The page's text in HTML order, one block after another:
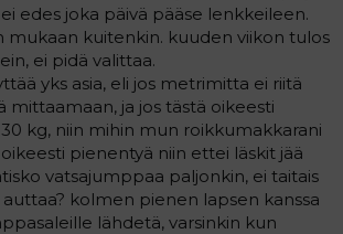
edes joka päivä pääse lenkkeileen.
mukaan kuitenkin. kuuden viikon tulos
ei pidä valittaa.
yks asia, eli jos metrimitta ei riitä
mittaamaan, ja jos tästä oikeesti
kg, niin mihin mun roikkumakkarani
oikeesti pienentyä niin ettei läskit jää
vatsajumppaa paljonkin, ei taitais
kolmen pienen lapsen kanssa
lähdetä, varsinkin kun